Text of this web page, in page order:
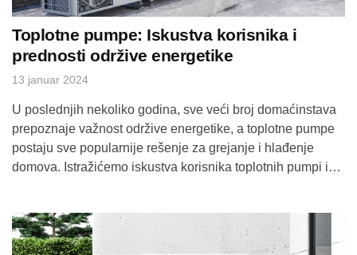
Toplotne pumpe: Iskustva korisnika i
prednosti održive energetike
13 januar 2024
U poslednjih nekoliko godina, sve veći broj domaćinstava
prepoznaje važnost održive energetike, a toplotne pumpe
postaju sve popularnije rešenje za grejanje i hlađenje
domova. Istražićemo iskustva korisnika toplotnih pumpi i
pumpi često dele svoje zadovoljstvo zbog značajnih
ušteda na računima za električnu energiju. […]